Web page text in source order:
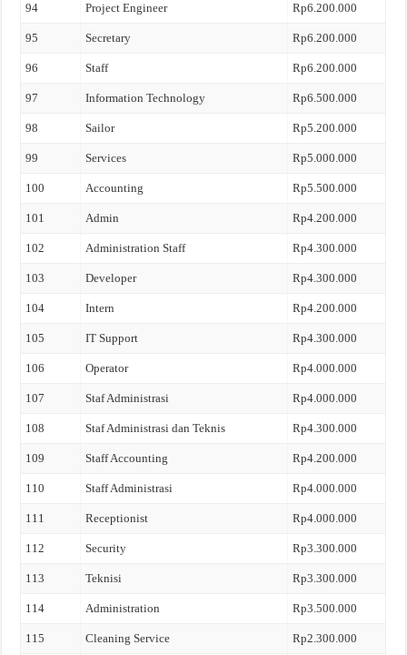
94 Project Engineer Rp6.200.000
95 Secretary Rp6.200.000
96 Staff Rp6.200.000
97 Information Technology Rp6.500.000
98 Sailor Rp5.200.000
99 Services Rp5.000.000
100 Accounting Rp5.500.000
101 Admin Rp4.200.000
102 Administration Staff Rp4.300.000
103 Developer Rp4.300.000
104 Intern Rp4.200.000
105 IT Support Rp4.300.000
106 Operator Rp4.000.000
107 Staf Administrasi Rp4.000.000
108 Staf Administrasi dan Teknis Rp4.300.000
109 Staff Accounting Rp4.200.000
110 Staff Administrasi Rp4.000.000
111 Receptionist Rp4.000.000
112 Security Rp3.300.000
113 Teknisi Rp3.300.000
114 Administration Rp3.500.000
115 Cleaning Service Rp2.300.000